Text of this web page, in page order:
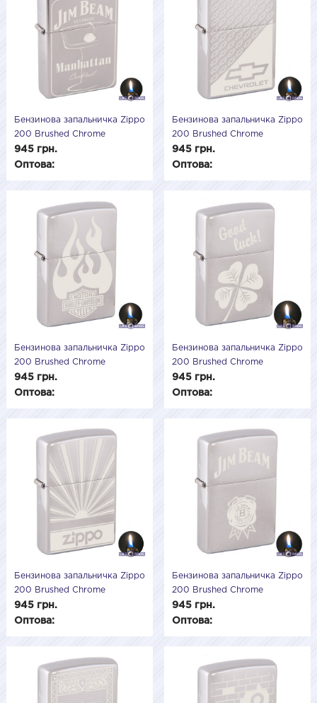
Бензинова запальничка Zippo
200 Brushed Chrome
(Матовий хром) 205501
945 грн.
Оптова:
Бензинова запальничка Zippo
200 Brushed Chrome
(Матовий хром) 200508
945 грн.
Оптова:
Бензинова запальничка Zippo
200 Brushed Chrome
(Матовий хром) 200507
945 грн.
Оптова:
Бензинова запальничка Zippo
200 Brushed Chrome
(Матовий хром) 200506
945 грн.
Оптова:
Бензинова запальничка Zippo
200 Brushed Chrome
(Матовий хром) 200505
945 грн.
Оптова:
Бензинова запальничка Zippo
200 Brushed Chrome
(Матовий хром) 200504
945 грн.
Оптова: